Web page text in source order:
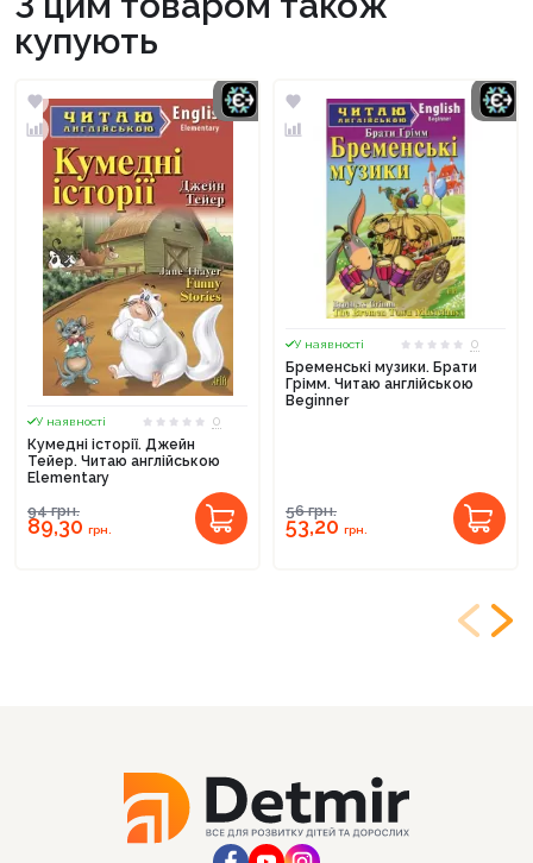
купують
У наявності
0
Кумедні історії. Джейн
Тейер. Читаю англійською
Elementary
94грн.
89,30 грн.
У наявності
0
Бременські музики. Брати
Грімм. Читаю англійською
Beginner
56грн.
53,20 грн.